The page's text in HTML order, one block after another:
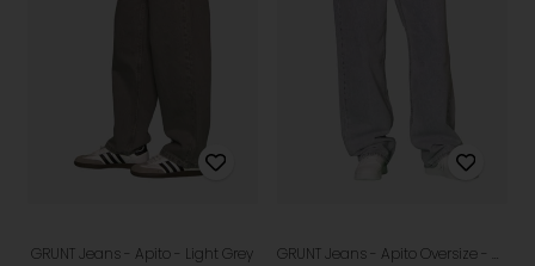
GRUNT Jeans - Apito - Light Grey GRUNT Jeans - Apito Oversize - Blue